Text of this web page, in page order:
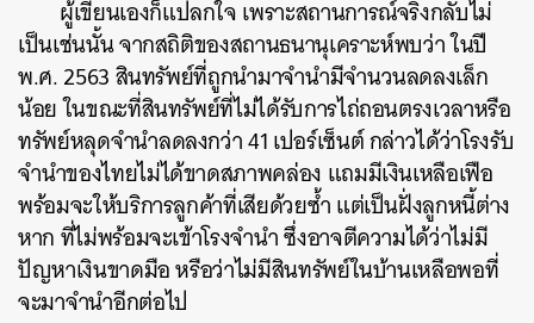
ผู้เขียนเองก็แปลกใจ เพราะสถานการณ์จริงกลับไม่
เป็นเช่นนั้น จากสถิติของสถานธนานุเคราะห์พบว่า ในปี
พ.ศ. 2563 สินทรัพย์ที่ถูกนำมาจำนำมีจำนวนลดลงเล็ก
น้อย ในขณะที่สินทรัพย์ที่ไม่ได้รับการไถ่ถอนตรงเวลาหรือ
ทรัพย์หลุดจำนำลดลงกว่า 41 เปอร์เซ็นต์ กล่าวได้ว่าโรงรับ
จำนำของไทยไม่ได้ขาดสภาพคล่อง แถมมีเงินเหลือเฟือ
พร้อมจะให้บริการลูกค้าที่เสียด้วยซ้ำ แต่เป็นฝั่งลูกหนี้ต่าง
หาก ที่ไม่พร้อมจะเข้าโรงจำนำ ซึ่งอาจตีความได้ว่าไม่มี
ปัญหาเงินขาดมือ หรือว่าไม่มีสินทรัพย์ในบ้านเหลือพอที่
จะมาจำนำอีกต่อไป